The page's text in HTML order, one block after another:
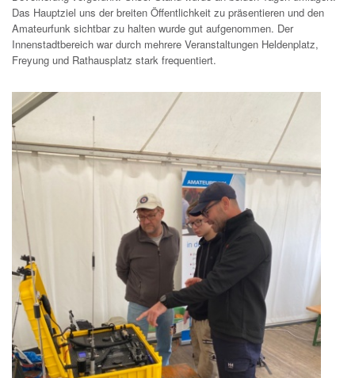
Das Hauptziel uns der breiten Öffentlichkeit zu präsentieren und den
Amateurfunk sichtbar zu halten wurde gut aufgenommen. Der
Innenstadtbereich war durch mehrere Veranstaltungen Heldenplatz,
Freyung und Rathausplatz stark frequentiert.